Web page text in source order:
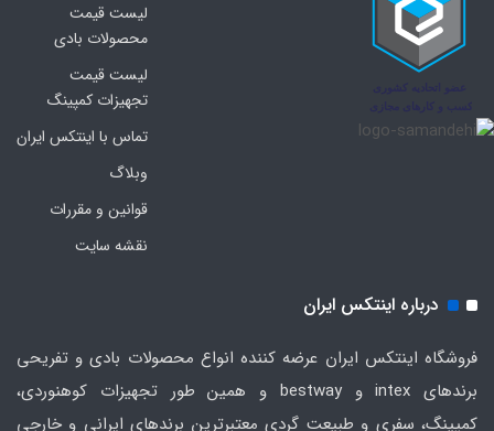
لیست قیمت
محصولات بادی
لیست قیمت
تجهیزات کمپینگ
تماس با اینتکس ایران
وبلاگ
قوانین و مقررات
نقشه سایت
درباره اینتکس ایران
فروشگاه اینتکس ایران عرضه کننده انواع محصولات بادی و تفریحی
برندهای intex و bestway و همین طور تجهیزات کوهنوردی،
کمپینگ، سفری و طبیعت گردی معتبرترین برندهای ایرانی و خارجی